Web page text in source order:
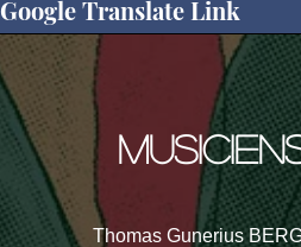
Google Translate Link
Thomas Gunerius